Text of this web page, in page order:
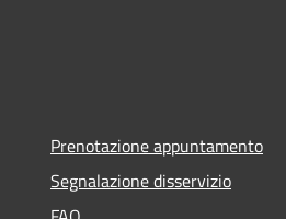
Prenotazione appuntamento
Segnalazione disservizio